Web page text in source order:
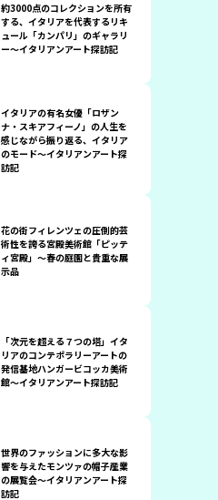
約3000点のコレクションを所有
する、イタリアを代表するリキ
ュール「カンパリ」のギャラリ
ー〜イタリアンアート探訪記
イタリアの有名女優「ロザン
ナ・スキアフィーノ」の人生を
感じながら振り返る、イタリア
のモード〜イタリアンアート探
訪記
花の街フィレンツェの圧倒的芸
術性を誇る宮殿美術館「ピッテ
ィ宮殿」〜春の庭園と貴重な展
示品
「次元を超える７つの塔」イタ
リアのコンテポラリーアートの
発信基地ハンガービコッカ美術
館〜イタリアンアート探訪記
世界のファッションに多大な影
響を与えたモンツァの帽子産業
の展覧会〜イタリアンアート探
訪記